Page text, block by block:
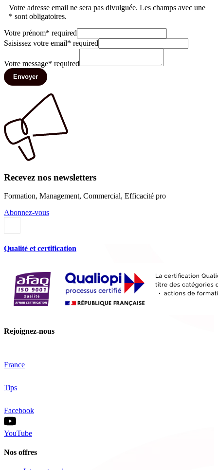
Votre adresse email ne sera pas divulguée. Les champs avec une
* sont obligatoires.
Votre prénom* required
Saisissez votre email* required
Votre message* required
Envoyer
Recevez nos newsletters
Formation, Management, Commercial, Efficacité pro
Abonnez-vous
Qualité et certification
Rejoignez-nous
France
Tips
Facebook
YouTube
Nos offres